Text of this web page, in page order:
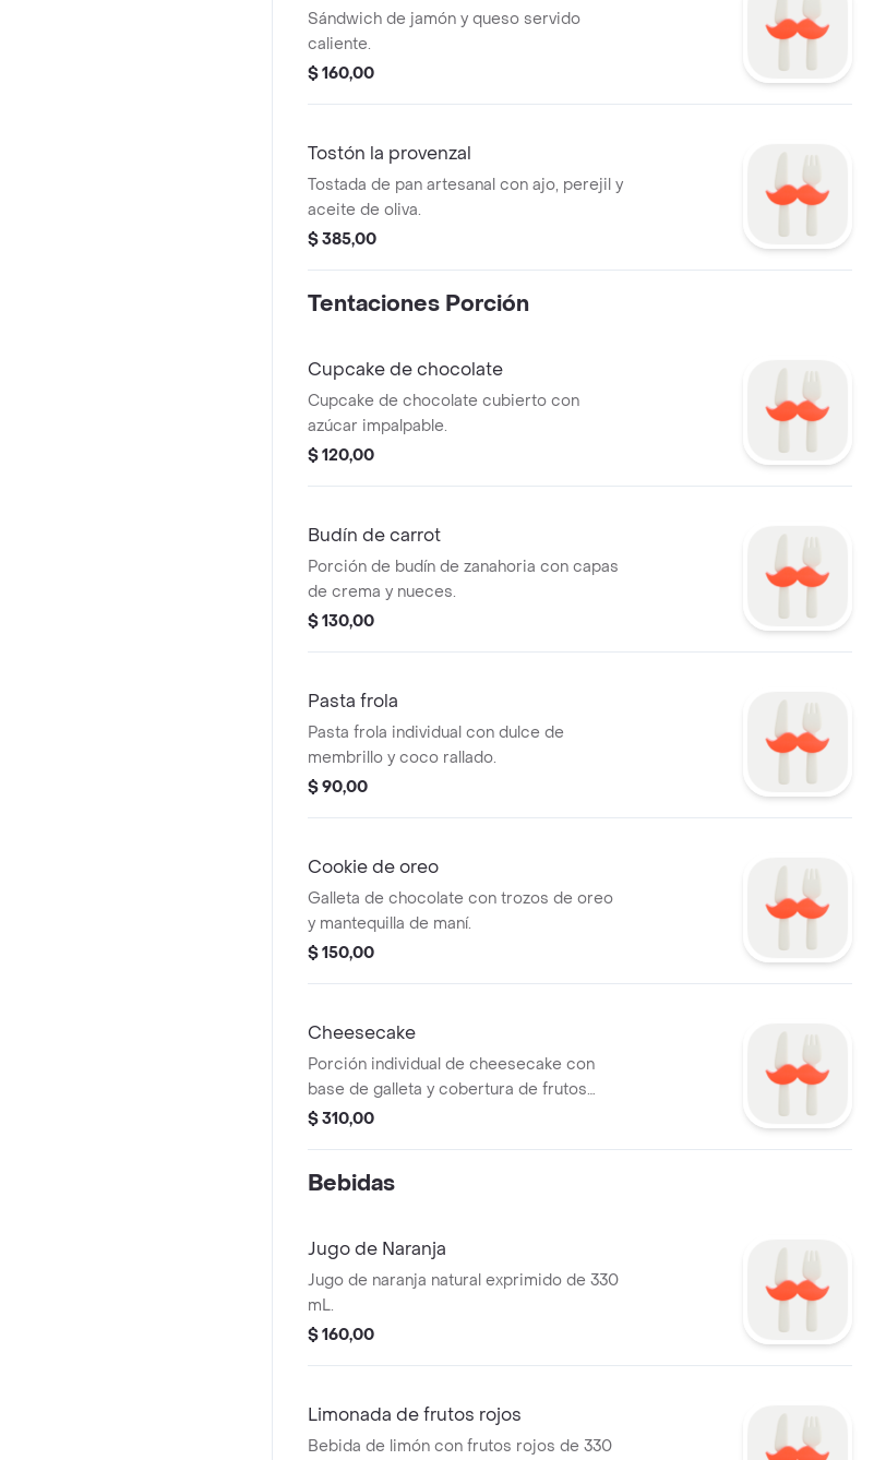
Sándwich de jamón y queso servido
caliente.
$ 160,00
Tostón la provenzal
Tostada de pan artesanal con ajo, perejil y
aceite de oliva.
$ 385,00
Tentaciones Porción
Cupcake de chocolate
Cupcake de chocolate cubierto con
azúcar impalpable.
$ 120,00
Budín de carrot
Porción de budín de zanahoria con capas
de crema y nueces.
$ 130,00
Pasta frola
Pasta frola individual con dulce de
membrillo y coco rallado.
$ 90,00
Cookie de oreo
Galleta de chocolate con trozos de oreo
y mantequilla de maní.
$ 150,00
Cheesecake
Porción individual de cheesecake con
base de galleta y cobertura de frutos
rojos.
$ 310,00
Bebidas
Jugo de Naranja
Jugo de naranja natural exprimido de 330
mL.
$ 160,00
Limonada de frutos rojos
Bebida de limón con frutos rojos de 330